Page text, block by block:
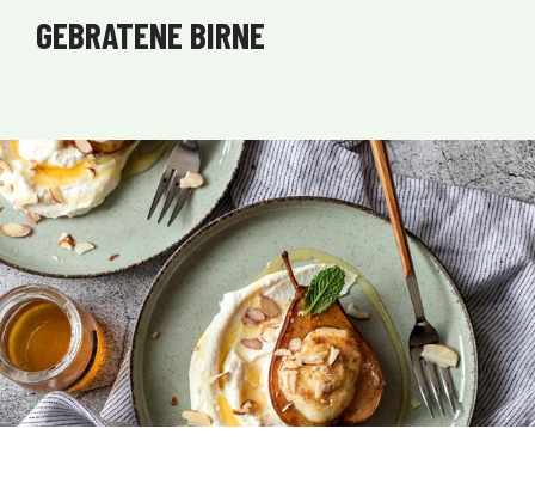
GEBRATENE BIRNE